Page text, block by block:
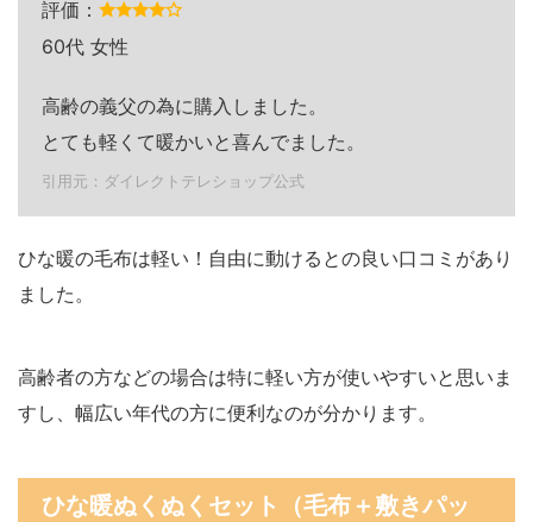
評価：
60代 女性
高齢の義父の為に購入しました。
とても軽くて暖かいと喜んでました。
引用元：ダイレクトテレショップ公式
ひな暖の毛布は軽い！自由に動けるとの良い口コミがあり
ました。
高齢者の方などの場合は特に軽い方が使いやすいと思いま
すし、幅広い年代の方に便利なのが分かります。
ひな暖ぬくぬくセット（毛布＋敷きパッ